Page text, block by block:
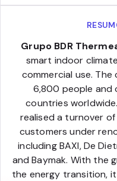
Grupo BDR
smart indoor
commercial use.
6,800 people and
countries
realised a turnover of
customers under
including BAXI, De
and Baymak. With the
the energy transition,